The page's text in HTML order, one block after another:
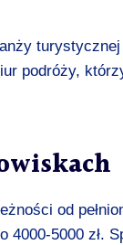
podróży,
od
4000-5000 zł.